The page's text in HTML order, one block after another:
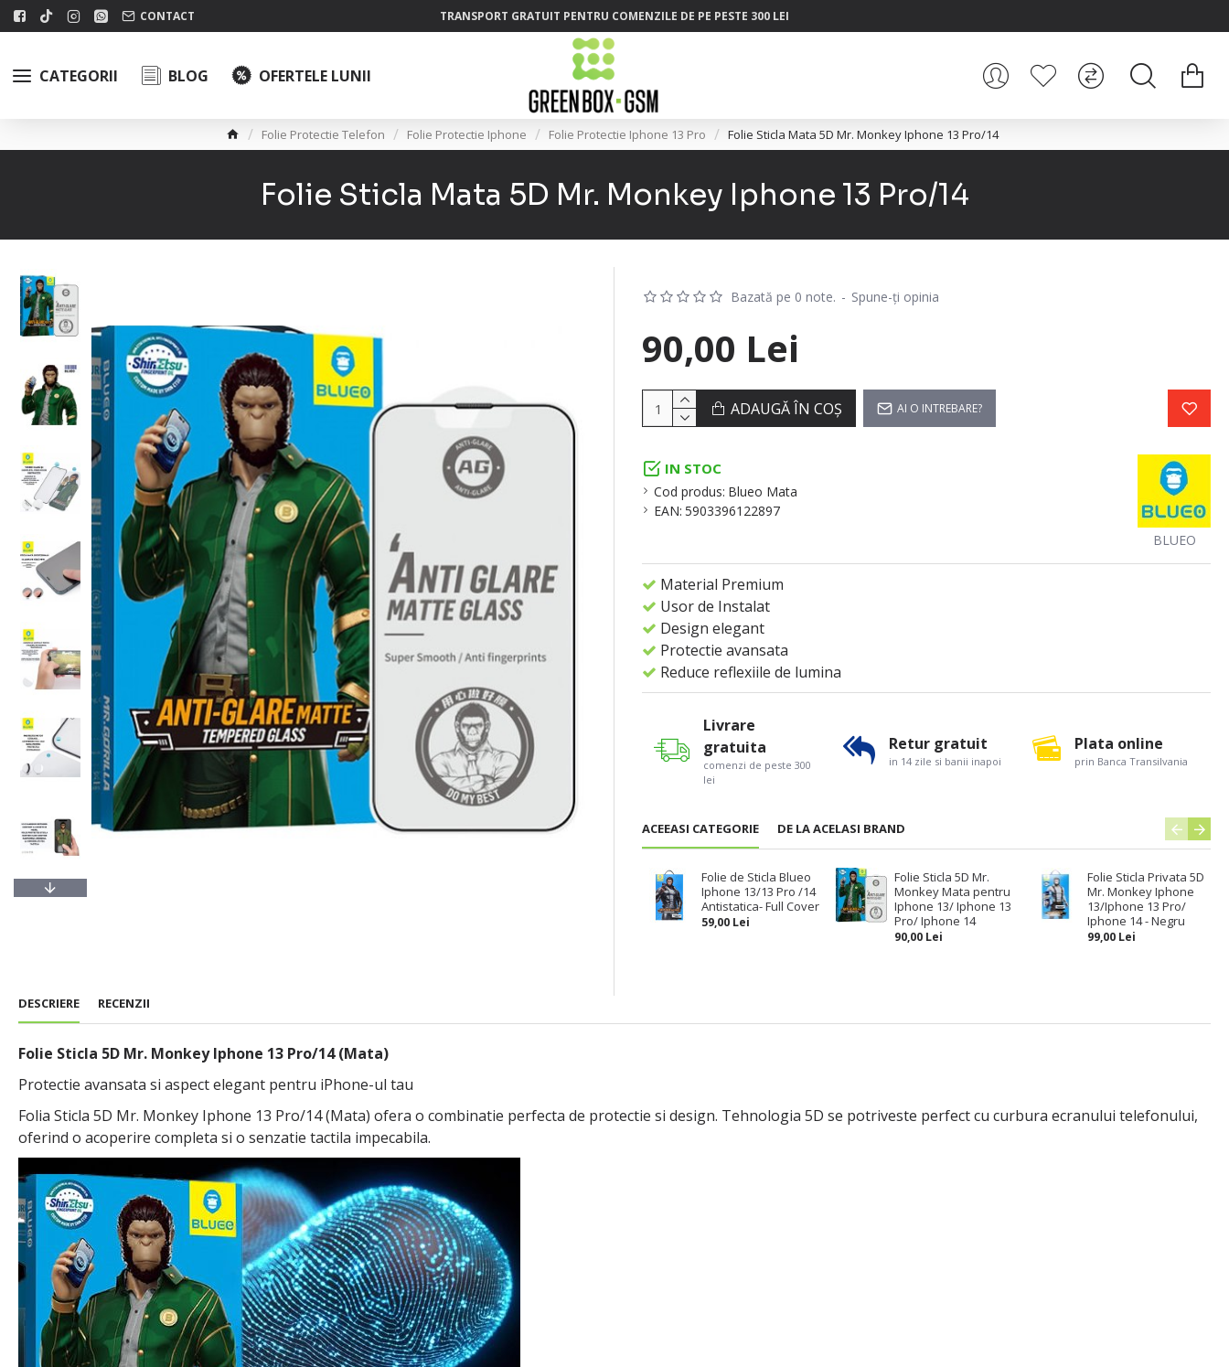
CONTACT TRANSPORT GRATUIT PENTRU COMENZILE DE PE PESTE 300 LEI
CATEGORII BLOG OFERTELE LUNII
Folie Protectie Telefon Folie Protectie Iphone Folie Protectie Iphone 13 Pro Folie Sticla Mata 5D Mr. Monkey Iphone 13 Pro/14
Folie Sticla Mata 5D Mr. Monkey Iphone 13 Pro/14
IN STOC
Cod produs: Blueo Mata
EAN: 5903396122897
BLUEO
Material Premium
Usor de Instalat
Design elegant
Protectie avansata
Reduce reflexiile de lumina
Bazată pe 0 note. - Spune-ţi opinia
90,00 Lei
ADAUGĂ ÎN COŞ AI O INTREBARE?
ACEEASI CATEGORIE DE LA ACELASI BRAND
Folie de Sticla Blueo
Iphone 13/13 Pro /14
Antistatica- Full Cover
59,00 Lei
Folie Sticla 5D Mr.
Monkey Mata pentru
Iphone 13/ Iphone 13
Pro/ Iphone 14
90,00 Lei
Folie Sticla Privata 5D
Mr. Monkey Iphone
13/Iphone 13 Pro/
Iphone 14 - Negru
99,00 Lei
Livrare
gratuita
comenzi de peste 300
lei
Retur gratuit
in 14 zile si banii inapoi
Plata online
prin Banca Transilvania
DESCRIERE RECENZII
Folie Sticla 5D Mr. Monkey Iphone 13 Pro/14 (Mata)
Protectie avansata si aspect elegant pentru iPhone-ul tau
Folia Sticla 5D Mr. Monkey Iphone 13 Pro/14 (Mata) ofera o combinatie perfecta de protectie si design. Tehnologia 5D se potriveste perfect cu curbura ecranului telefonului,
oferind o acoperire completa si o senzatie tactila impecabila.